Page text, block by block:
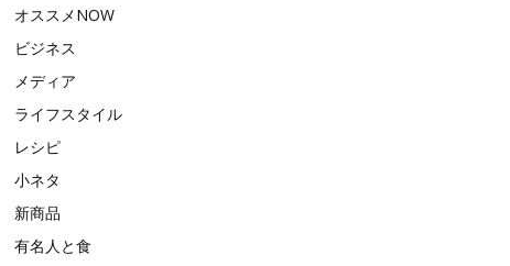
オススメNOW
ビジネス
メディア
ライフスタイル
レシピ
小ネタ
新商品
有名人と食